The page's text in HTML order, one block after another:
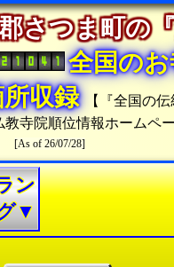
さつま町の
全国のお
所収録
【『全国の
寺院順位情報ホームペー
[As of 26/07/28]
ン
▼